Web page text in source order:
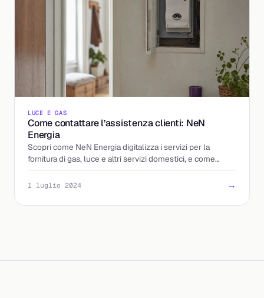
LUCE E GAS
Come contattare l’assistenza clienti: NeN
Energia
Scopri come NeN Energia digitalizza i servizi per la
fornitura di gas, luce e altri servizi domestici, e come
contattare l'assistenza clienti.
1 luglio 2024 →